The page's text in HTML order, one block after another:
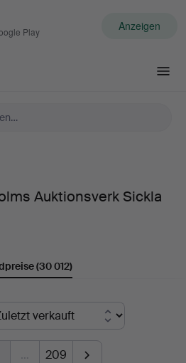
Play Anzeigen
Auktionsverk Sickla
(30 012)
… 209